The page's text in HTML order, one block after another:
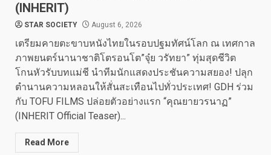
(INHERIT)
STAR SOCIETY August 6, 2026
เตรียมคายตะขาบหนังไทยในรอบปฐมทัศน์โลก ณ เทศกาล
ภาพยนตร์นานาชาติโตรอนโต”จุ๋ย วรัทยา” ทุ่มสุดชีวิต
โกนหัวรับบทแม่ชี นำทีมนักแสดงประชันความสยอง! ปลุก
ตำนานความหลอนให้สั่นสะเทือนไปทั่วประเทศ! GDH ร่วม
กับ TOFU FILMS ปล่อยตัวอย่างแรก “คุณยายวรนาฏ”
(INHERIT Official Teaser)...
Read More